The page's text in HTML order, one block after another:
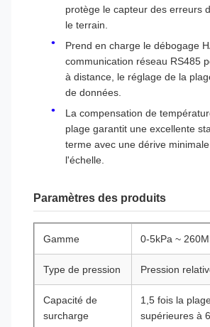
protège le capteur des erreurs
le terrain.
Prend en charge le débogage
communication réseau RS485
à distance, le réglage de la
de données.
La compensation de
plage garantit une excellente
terme avec une dérive
l'échelle.
Paramètres des produits
Gamme 0-5kPa ~
Type de pression Pression
Capacité de
surcharge
1,5 fois la
supérieures à